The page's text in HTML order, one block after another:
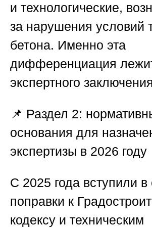
и технологические,
за нарушения условий
бетона. Именно эта
дифференциация
экспертного
📌 Раздел 2:
основания для
экспертизы в 2026 году
С 2025 года вступили в
поправки к
кодексу и техническим